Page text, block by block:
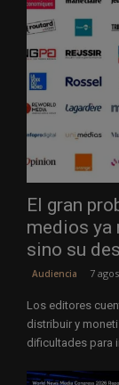
El gran
medios ya
sino su
Audiencia 7
Los editores
distribuir y
dificultades para